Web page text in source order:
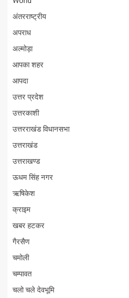
अंतरराष्ट्रीय
अपराध
अल्मोड़ा
आपका शहर
आपदा
उत्तर प्रदेश
उत्तरकाशी
उत्तरराखंड विधानसभा
उत्तराखंड
उत्तराखण्ड
ऊधम सिंह नगर
ऋषिकेश
क्राइम
खबर हटकर
गैरसैण
चमोली
चम्पावत
चलो चले देवभूमि